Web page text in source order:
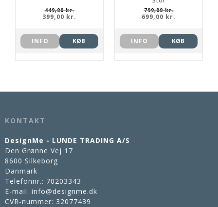
449,00 kr.
399,00 kr.
INFO KØB
799,00 kr.
699,00 kr.
INFO KØB
KONTAKT
DesignMe - LUNDE TRADING A/S
Den Grønne Vej 17
8600 Silkeborg
Danmark
Telefonnr.: 70203343
E-mail: info@designme.dk
CVR-nummer: 32077439